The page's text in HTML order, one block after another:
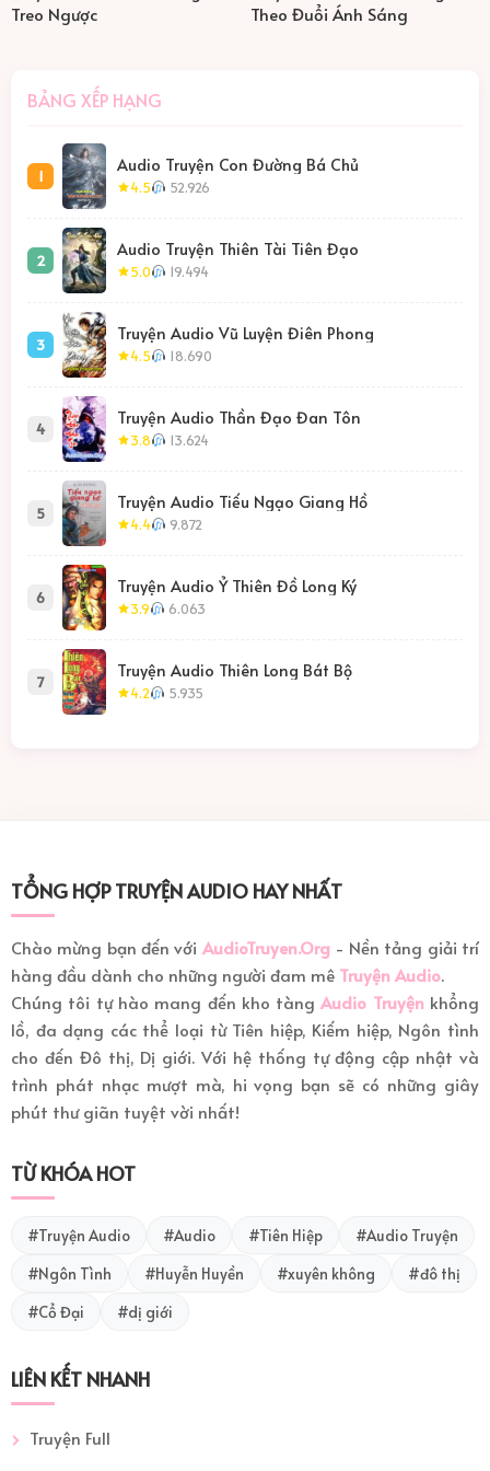
40 thanhoang 040
thanhoang 041
thanhoang 042
43 thanhoang 043
thanhoang 044
thanhoang 045
46 thanhoang 046
thanhoang 047
thanhoang 048
thanhoang 049
thanhoang 051
thanhoang 055
56 thanhoang 056
57 thanhoang 057
58 thanhoang 058
59 thanhoang 059
60 thanhoang 060
61 thanhoang 061
62 thanhoang 062
64 thanhoang 064
65 thanhoang 065
Treo Ngược
Theo Đuổi Ánh Sáng
BẢNG XẾP HẠNG
1
Audio Truyện Con Đường Bá Chủ
4.5 52.926
2
Audio Truyện Thiên Tài Tiên Đạo
5.0 19.494
3
Truyện Audio Vũ Luyện Điên Phong
4.5 18.690
4
Truyện Audio Thần Đạo Đan Tôn
3.8 13.624
5
Truyện Audio Tiếu Ngạo Giang Hồ
4.4 9.872
6
Truyện Audio Ỷ Thiên Đồ Long Ký
3.9 6.063
7
Truyện Audio Thiên Long Bát Bộ
4.2 5.935
TỔNG HỢP TRUYỆN AUDIO HAY NHẤT
Chào mừng bạn đến với AudioTruyen.Org- Nền tảng giải trí
hàng đầu dành cho những người đam mê Truyện Audio.
Chúng tôi tự hào mang đến kho tàngAudio Truyệnkhổng
lồ, đa dạng các thể loại từ Tiên hiệp, Kiếm hiệp, Ngôn tình
cho đến Đô thị, Dị giới. Với hệ thống tự động cập nhật và
trình phát nhạc mượt mà, hi vọng bạn sẽ có những giây
phút thư giãn tuyệt vời nhất!
TỪ KHÓA HOT
#Truyện Audio #Audio #Tiên Hiệp
#Audio Truyện
#Ngôn Tình
#Huyễn Huyền #xuyên không
#đô thị
#Cổ Đại
#dị giới
LIÊN KẾT NHANH
Truyện Full